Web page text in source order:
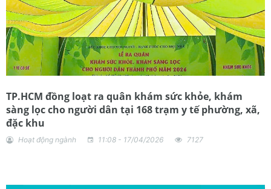
TP.HCM đồng loạt ra quân khám sức khỏe, khám
sàng lọc cho người dân tại 168 trạm y tế phường, xã,
đặc khu
Hoạt động ngành 11:08 - 17/04/2026 7127